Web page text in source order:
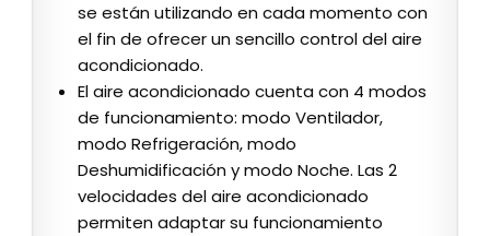
se están utilizando en cada momento con
el fin de ofrecer un sencillo control del aire
acondicionado.
El aire acondicionado cuenta con 4 modos
de funcionamiento: modo Ventilador,
modo Refrigeración, modo
Deshumidificación y modo Noche. Las 2
velocidades del aire acondicionado
permiten adaptar su funcionamiento